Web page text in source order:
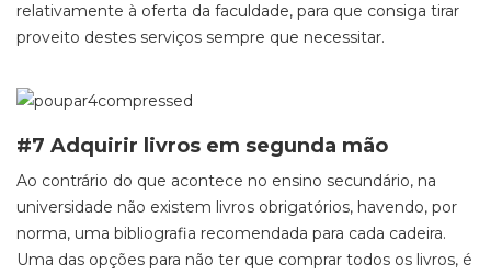
relativamente à oferta da faculdade, para que consiga tirar
proveito destes serviços sempre que necessitar.
#7 Adquirir livros em segunda mão
Ao contrário do que acontece no ensino secundário, na
universidade não existem livros obrigatórios, havendo, por
norma, uma bibliografia recomendada para cada cadeira.
Uma das opções para não ter que comprar todos os livros, é